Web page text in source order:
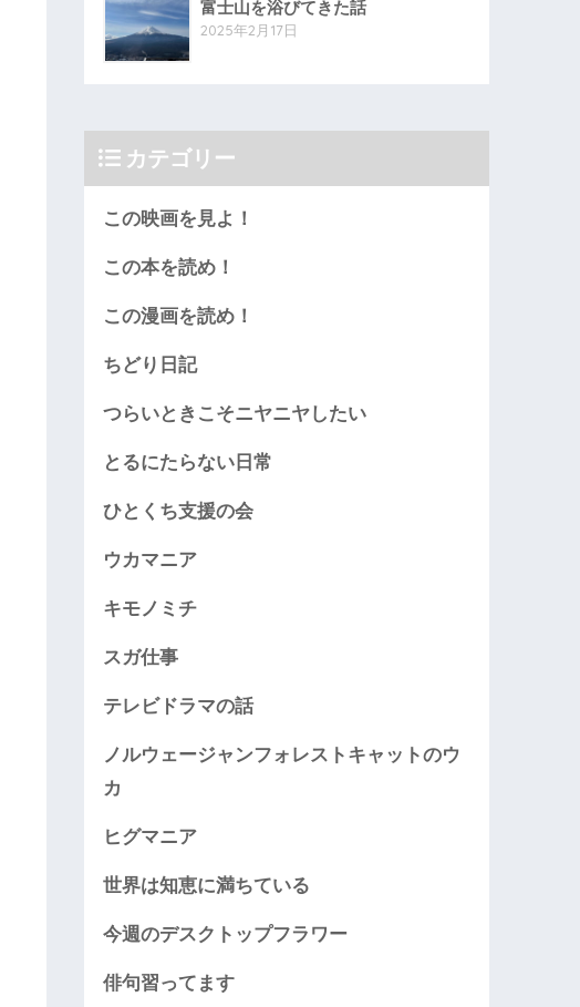
富士山を浴びてきた話
2025年2月17日
カテゴリー
この映画を見よ！
この本を読め！
この漫画を読め！
ちどり日記
つらいときこそニヤニヤしたい
とるにたらない日常
ひとくち支援の会
ウカマニア
キモノミチ
スガ仕事
テレビドラマの話
ノルウェージャンフォレストキャットのウ
カ
ヒグマニア
世界は知恵に満ちている
今週のデスクトップフラワー
俳句習ってます